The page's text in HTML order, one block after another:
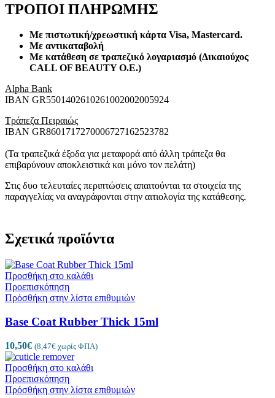
ΤΡΟΠΟΙ ΠΛΗΡΩΜΗΣ
Με πιστωτική/χρεωστική κάρτα Visa, Mastercard.
Με αντικαταβολή
Με κατάθεση σε τραπεζικό λογαριασμό (Δικαιούχος
CALL OF BEAUTY O.E.)
Alpha Bank
ΙΒΑΝ GR5501402610261002002005924
Τράπεζα Πειραιώς
ΙΒΑΝ GR8601717270006727162523782
(Τα τραπεζικά έξοδα για μεταφορά από άλλη τράπεζα θα
επιβαρύνουν αποκλειστικά και μόνο τον πελάτη)
Στις δυο τελευταίες περιπτώσεις απαιτούνται τα στοιχεία της
παραγγελίας να αναγράφονται στην αιτιολογία της κατάθεσης.
Σχετικά προϊόντα
Προσθήκη στο καλάθι
Προεπισκόπηση
Πρόσθήκη στην λίστα επιθυμιών
Base Coat Rubber Thick 15ml
10,50€ (8,47€ χωρίς ΦΠΑ)
Προσθήκη στο καλάθι
Προεπισκόπηση
Πρόσθήκη στην λίστα επιθυμιών